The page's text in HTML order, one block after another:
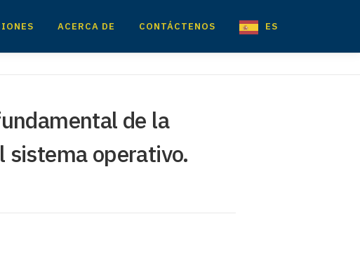
ACERCA DE CONTÁCTENOS ES
de la
sistema operativo.